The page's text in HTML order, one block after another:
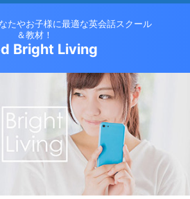
たやお子様に最適な英会話スクール
＆教材！
Bright Living